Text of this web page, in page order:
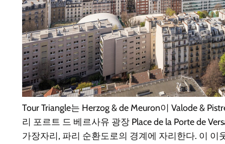
Tour Triangle는 Herzog & de Meuron이 Valode &
리 포르트 드 베르사유 광장 Place de la Porte de
가장자리, 파리 순환도로의 경계에 자리한다. 이 이